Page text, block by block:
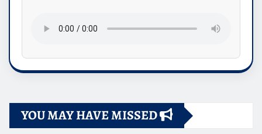
YOU MAY HAVE MISSED